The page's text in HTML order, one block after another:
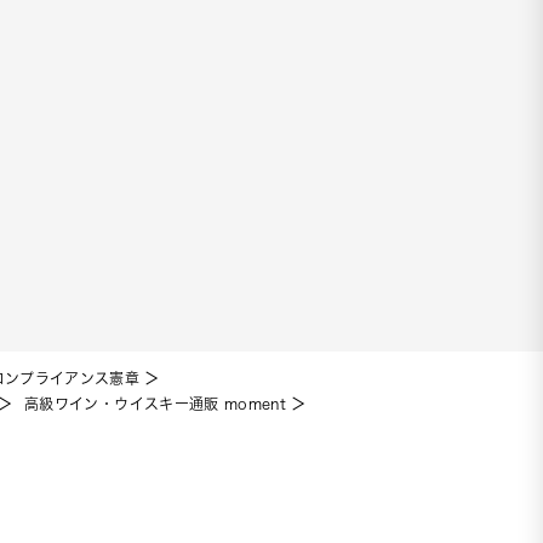
ンプライアンス憲章
高級ワイン・ウイスキー通販 moment